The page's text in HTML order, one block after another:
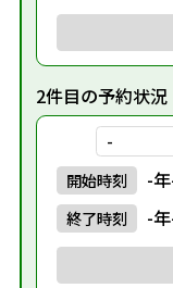
2件目の予約状況
-
開始時刻 -
終了時刻 -